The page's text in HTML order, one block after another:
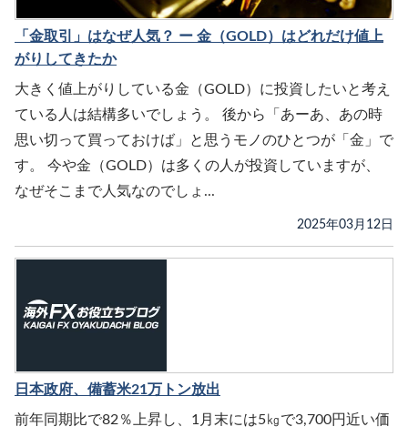
「金取引」はなぜ人気？ ー 金（GOLD）はどれだけ値上
がりしてきたか
大きく値上がりしている金（GOLD）に投資したいと考え
ている人は結構多いでしょう。 後から「あーあ、あの時
思い切って買っておけば」と思うモノのひとつが「金」で
す。 今や金（GOLD）は多くの人が投資していますが、
なぜそこまで人気なのでしょ...
2025年03月12日
日本政府、備蓄米21万トン放出
前年同期比で82％上昇し、1月末には5㎏で3,700円近い価